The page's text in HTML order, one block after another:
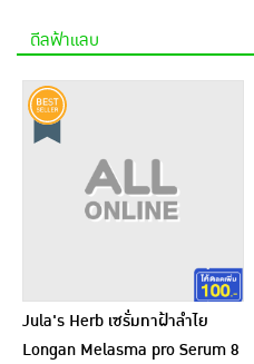
ดีลฟ้าแลบ
Jula's Herb เซรั่มทาฝ้าลำไย
Longan Melasma pro Serum 8